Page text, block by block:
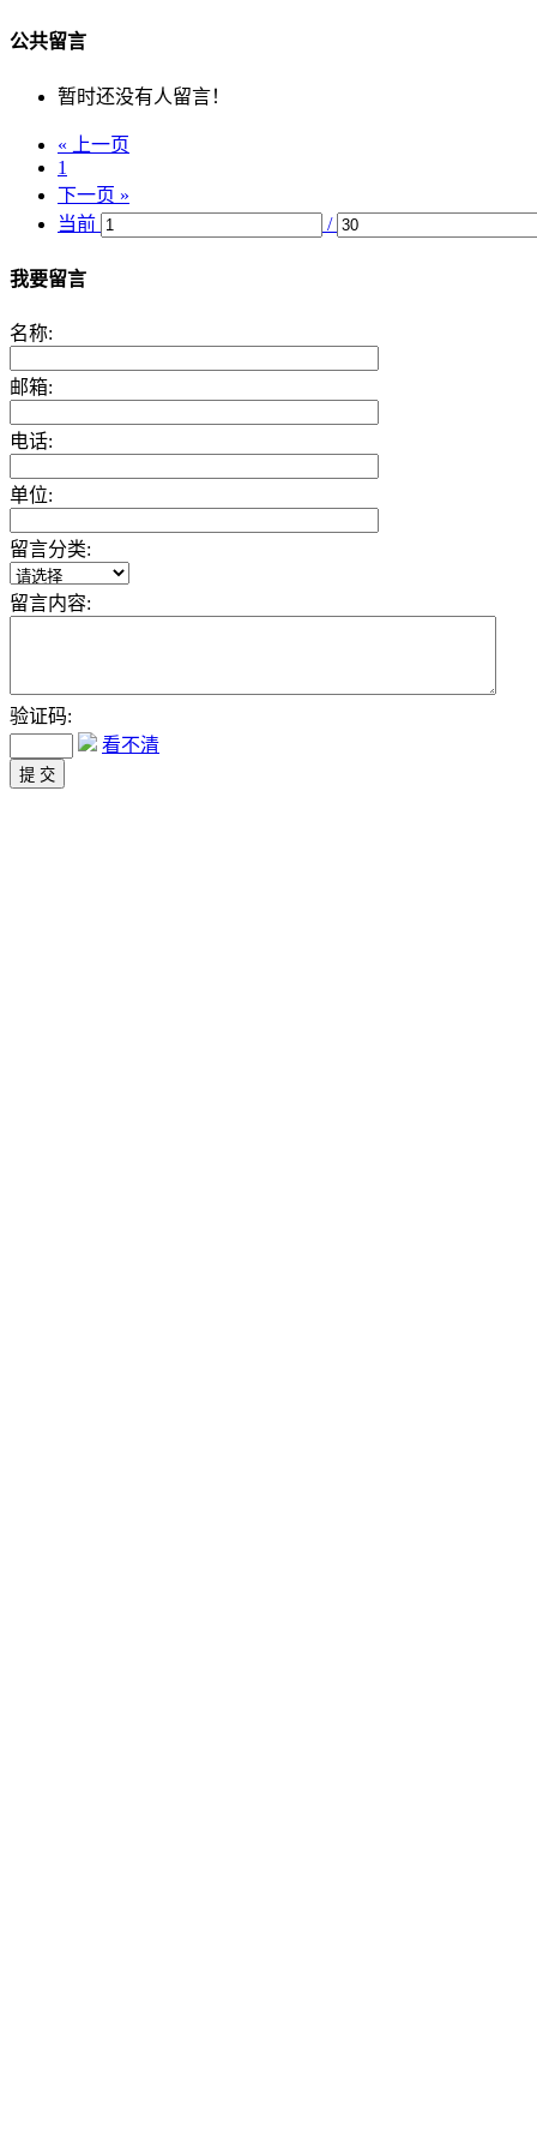
公共留言
暂时还没有人留言！
« 上一页
1
下一页 »
当前
/
我要留言
名称:
邮箱:
电话:
单位:
留言分类:
留言内容:
验证码:
看不清